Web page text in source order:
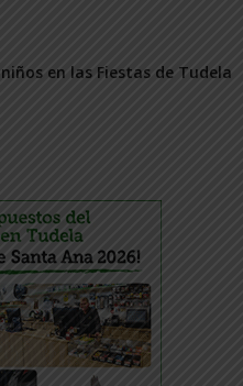
en las Fiestas de Tudela